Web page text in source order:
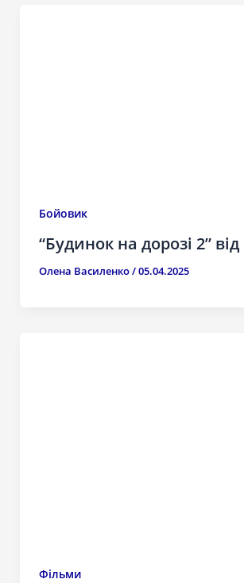
Бойовик
“Будинок на дорозі 2” від
Олена Василенко/05.04.2025
Фільми